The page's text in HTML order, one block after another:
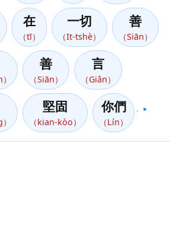
在
（tī）
一切
（It-tshè）
善
（Siān）
善
（Siān）
言
（Giân）
堅固
（kian-kòo）
你們
（Lín）
▶️